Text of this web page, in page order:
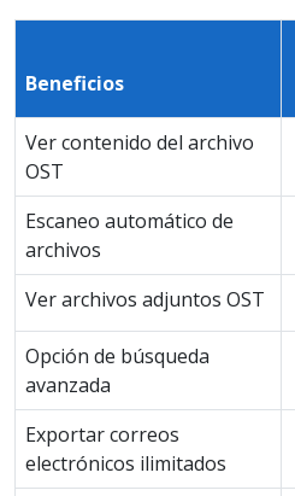
Beneficios
Ver contenido del archivo
OST
Escaneo automático de
archivos
Ver archivos adjuntos OST
Opción de búsqueda
avanzada
Exportar correos
electrónicos ilimitados